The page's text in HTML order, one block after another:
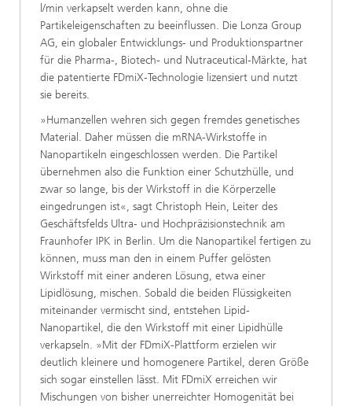
l/min verkapselt werden kann, ohne die
Partikeleigenschaften zu beeinflussen. Die Lonza Group
AG, ein globaler Entwicklungs- und Produktionspartner
für die Pharma-, Biotech- und Nutraceutical-Märkte, hat
die patentierte FDmiX-Technologie lizensiert und nutzt
sie bereits.
»Humanzellen wehren sich gegen fremdes genetisches
Material. Daher müssen die mRNA-Wirkstoffe in
Nanopartikeln eingeschlossen werden. Die Partikel
übernehmen also die Funktion einer Schutzhülle, und
zwar so lange, bis der Wirkstoff in die Körperzelle
eingedrungen ist«, sagt Christoph Hein, Leiter des
Geschäftsfelds Ultra- und Hochpräzisionstechnik am
Fraunhofer IPK in Berlin. Um die Nanopartikel fertigen zu
können, muss man den in einem Puffer gelösten
Wirkstoff mit einer anderen Lösung, etwa einer
Lipidlösung, mischen. Sobald die beiden Flüssigkeiten
miteinander vermischt sind, entstehen Lipid-
Nanopartikel, die den Wirkstoff mit einer Lipidhülle
verkapseln. »Mit der FDmiX-Plattform erzielen wir
deutlich kleinere und homogenere Partikel, deren Größe
sich sogar einstellen lässt. Mit FDmiX erreichen wir
Mischungen von bisher unerreichter Homogenität bei